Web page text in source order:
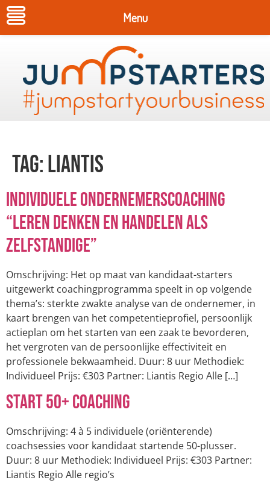
Tag:Liantis
Individuele ondernemerscoaching
“Leren denken en handelen als
zelfstandige”
Omschrijving: Het op maat van kandidaat-starters
uitgewerkt coachingprogramma speelt in op volgende
thema’s: sterkte zwakte analyse van de ondernemer, in
kaart brengen van het competentieprofiel, persoonlijk
actieplan om het starten van een zaak te bevorderen,
het vergroten van de persoonlijke effectiviteit en
professionele bekwaamheid. Duur: 8 uur Methodiek:
Individueel Prijs: €303 Partner: Liantis Regio Alle […]
Start 50+ coaching
Omschrijving: 4 à 5 individuele (oriënterende)
coachsessies voor kandidaat startende 50-plusser.
Duur: 8 uur Methodiek: Individueel Prijs: €303 Partner:
Liantis Regio Alle regio’s
Menu